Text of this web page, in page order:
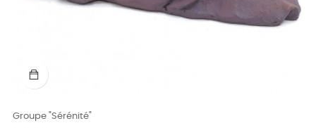
Groupe "Sérénité"